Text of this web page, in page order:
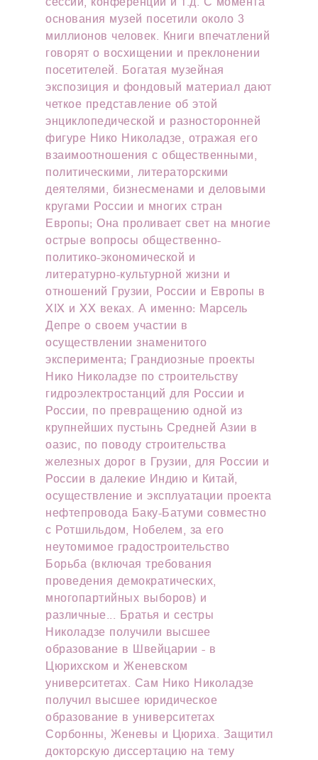
сессии, конференции и т.д. С момента
основания музей посетили около 3
миллионов человек. Книги впечатлений
говорят о восхищении и преклонении
посетителей. Богатая музейная
экспозиция и фондовый материал дают
четкое представление об этой
энциклопедической и разносторонней
фигуре Нико Николадзе, отражая его
взаимоотношения с общественными,
политическими, литераторскими
деятелями, бизнесменами и деловыми
кругами России и многих стран
Европы; Она проливает свет на многие
острые вопросы общественно-
политико-экономической и
литературно-культурной жизни и
отношений Грузии, России и Европы в
XIX и XX веках. А именно: Марсель
Депре о своем участии в
осуществлении знаменитого
эксперимента; Грандиозные проекты
Нико Николадзе по строительству
гидроэлектростанций для России и
России, по превращению одной из
крупнейших пустынь Средней Азии в
оазис, по поводу строительства
железных дорог в Грузии, для России и
России в далекие Индию и Китай,
осуществление и эксплуатации проекта
нефтепровода Баку-Батуми совместно
с Ротшильдом, Нобелем, за его
неутомимое градостроительство
Борьба (включая требования
проведения демократических,
многопартийных выборов) и
различные... Братья и сестры
Николадзе получили высшее
образование в Швейцарии - в
Цюрихском и Женевском
университетах. Сам Нико Николадзе
получил высшее юридическое
образование в университетах
Сорбонны, Женевы и Цюриха. Защитил
докторскую диссертацию на тему